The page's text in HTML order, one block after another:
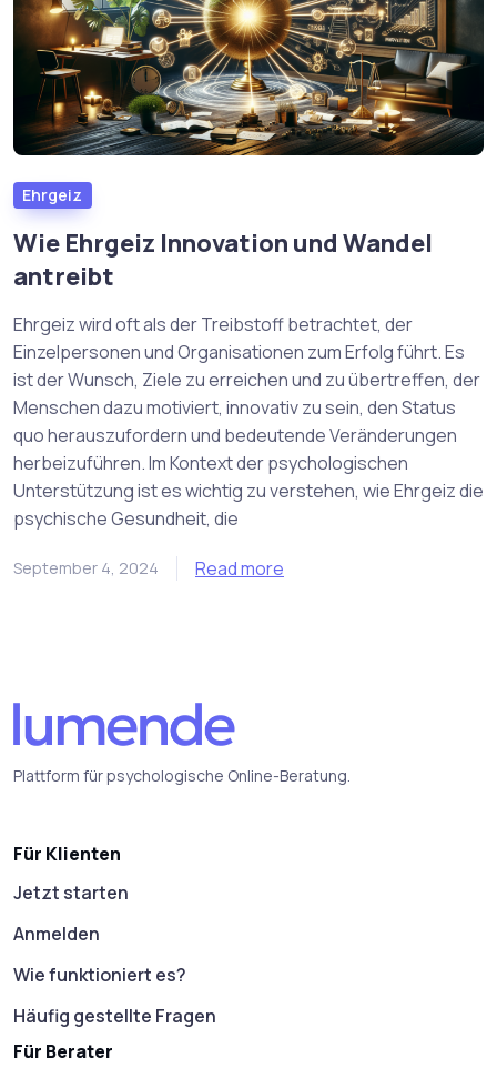
Ehrgeiz
Wie Ehrgeiz Innovation und Wandel
antreibt
Ehrgeiz wird oft als der Treibstoff betrachtet, der
Einzelpersonen und Organisationen zum Erfolg führt. Es
ist der Wunsch, Ziele zu erreichen und zu übertreffen, der
Menschen dazu motiviert, innovativ zu sein, den Status
quo herauszufordern und bedeutende Veränderungen
herbeizuführen. Im Kontext der psychologischen
Unterstützung ist es wichtig zu verstehen, wie Ehrgeiz die
psychische Gesundheit, die
September 4, 2024 Read more
Plattform für psychologische Online-Beratung.
Für Klienten
Jetzt starten
Anmelden
Wie funktioniert es?
Häufig gestellte Fragen
Für Berater